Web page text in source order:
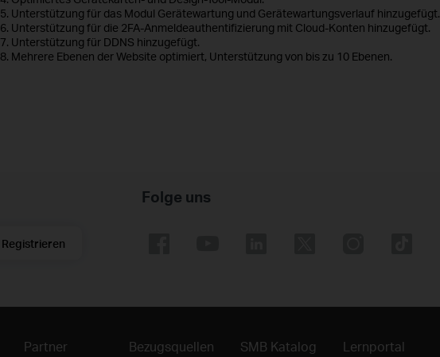
5. Unterstützung für das Modul Gerätewartung und Gerätewartungsverlauf hinzugefügt.
6. Unterstützung für die 2FA-Anmeldeauthentifizierung mit Cloud-Konten hinzugefügt.
7. Unterstützung für DDNS hinzugefügt.
8. Mehrere Ebenen der Website optimiert, Unterstützung von bis zu 10 Ebenen.
Registrieren
Folge uns
Partner Bezugsquellen SMB Katalog Lernportal